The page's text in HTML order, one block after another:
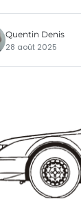
Quentin Denis
28 août 2025